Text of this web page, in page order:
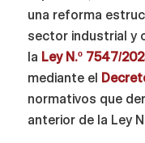
una reforma
sector industrial y
la Ley N.º 7547/
mediante el
normativos que
anterior de la Ley